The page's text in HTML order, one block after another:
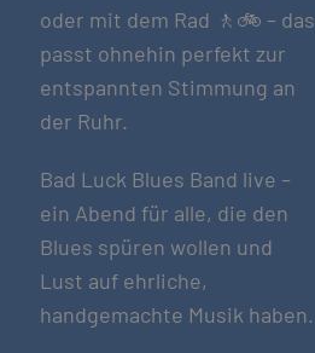
oder mit dem Rad 🚶🚲 – das
passt ohnehin perfekt zur
entspannten Stimmung an
der Ruhr.
Bad Luck Blues Band live –
ein Abend für alle, die den
Blues spüren wollen und
Lust auf ehrliche,
handgemachte Musik haben.